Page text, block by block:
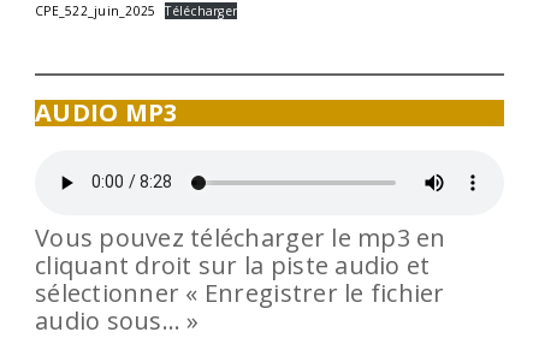
CPE_522_juin_2025 Télécharger
AUDIO MP3
Vous pouvez télécharger le mp3 en
cliquant droit sur la piste audio et
sélectionner « Enregistrer le fichier
audio sous… »